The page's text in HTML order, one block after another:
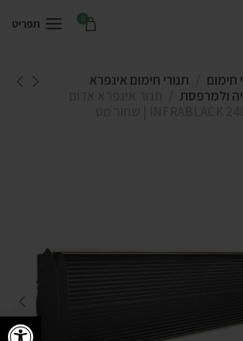
פתח
0 תפריט
חימום
תנורי חימום אינפרא
ולמרפסת